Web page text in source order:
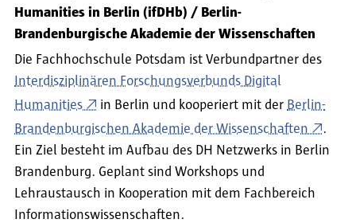
Humanities in Berlin (ifDHb) / Berlin-
Brandenburgische Akademie der Wissenschaften
Die Fachhochschule Potsdam ist Verbundpartner des
Interdisziplinären Forschungsverbunds Digital
Humanities
in Berlin und kooperiert mit der Berlin-
Brandenburgischen Akademie der Wissenschaften
.
Ein Ziel besteht im Aufbau des DH Netzwerks in Berlin
Brandenburg. Geplant sind Workshops und
Lehraustausch in Kooperation mit dem Fachbereich
Informationswissenschaften.